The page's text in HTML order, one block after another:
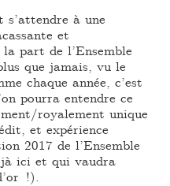
s’attendre à une
et
part de l’Ensemble
que jamais, vu le
chaque année, c’est
pourra entendre ce
royalement unique
et expérience
2017 de l’Ensemble
ici et qui vaudra
!).